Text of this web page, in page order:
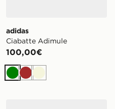
adidas
Ciabatte Adimule
100,00€
VerdeMarrone
Beige